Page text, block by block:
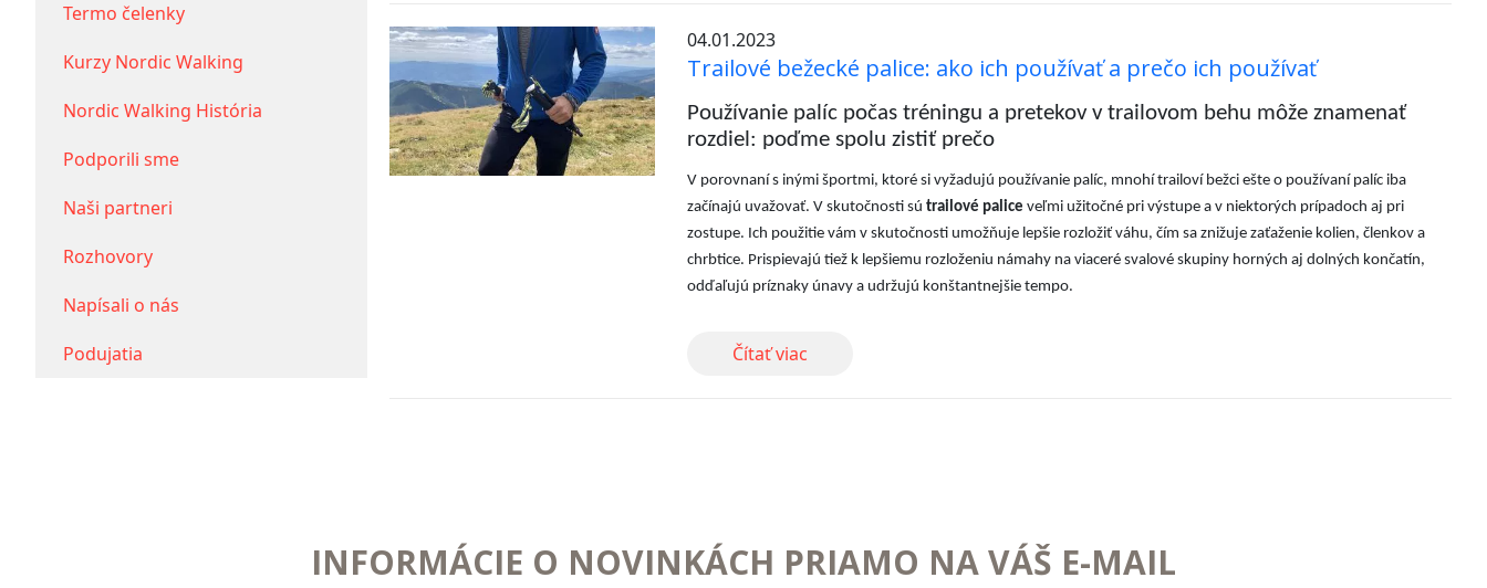
návleky
topánky,
palice
Termo čelenky
Kurzy Nordic Walking
Nordic Walking História
Podporili sme
Naši partneri
Rozhovory
Napísali o nás
Podujatia
04.01.2023
Trailové bežecké palice: ako ich používať a prečo ich používať
Používanie palíc počas tréningu a pretekov v trailovom behu môže znamenať
rozdiel: poďme spolu zistiť prečo
V porovnaní s inými športmi, ktoré si vyžadujú používanie palíc, mnohí trailoví bežci ešte o používaní palíc iba
začínajú uvažovať. V skutočnosti sú trailové palice veľmi užitočné pri výstupe a v niektorých prípadoch aj pri
zostupe. Ich použitie vám v skutočnosti umožňuje lepšie rozložiť váhu, čím sa znižuje zaťaženie kolien, členkov a
chrbtice. Prispievajú tiež k lepšiemu rozloženiu námahy na viaceré svalové skupiny horných aj dolných končatín,
odďaľujú príznaky únavy a udržujú konštantnejšie tempo.
Čítať viac
INFORMÁCIE O NOVINKÁCH PRIAMO NA VÁŠ E-MAIL